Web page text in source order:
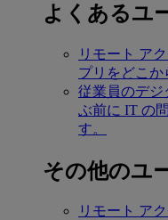
よくあるユ
リモート ア
プリをどこか
従業員のデジ
ぶ前に IT の
す。
その他のユ
リモート ア